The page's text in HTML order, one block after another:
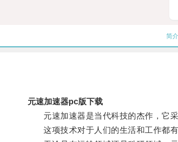
简介
元速加速器pc版下载
元速加速器是当代科技的杰作，它采
这项技术对于人们的生活和工作都有